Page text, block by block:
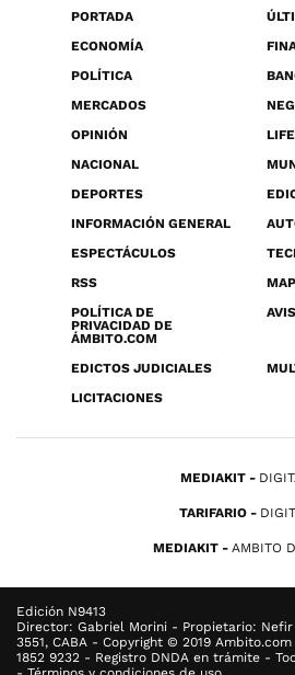
PORTADA
ECONOMÍA
POLÍTICA
MERCADOS
OPINIÓN
NACIONAL
DEPORTES
INFORMACIÓN GENERAL
ESPECTÁCULOS
RSS
POLÍTICA DE
PRIVACIDAD DE
ÁMBITO.COM
EDICTOS JUDICIALES
LICITACIONES
MEDIAKIT
TARIFARIO
MEDIAKIT AMBITO
Edición N9413
Director: Gabriel Morini - Propietario:
3551, CABA - Copyright © 2019
1852 9232 - Registro DNDA en trámite -